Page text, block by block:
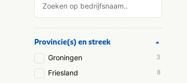
Provincie(s) en streek
Groningen 3
Friesland 8